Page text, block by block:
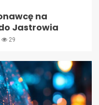
na
Jastrowia
29